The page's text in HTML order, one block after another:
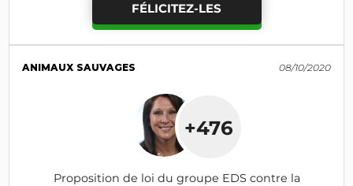
FÉLICITEZ-LES
ANIMAUX SAUVAGES 08/10/2020
+476
Proposition de loi du groupe EDS contre la